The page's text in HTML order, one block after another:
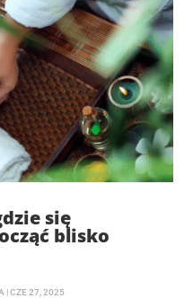
się
blisko
|CZE 27, 2025